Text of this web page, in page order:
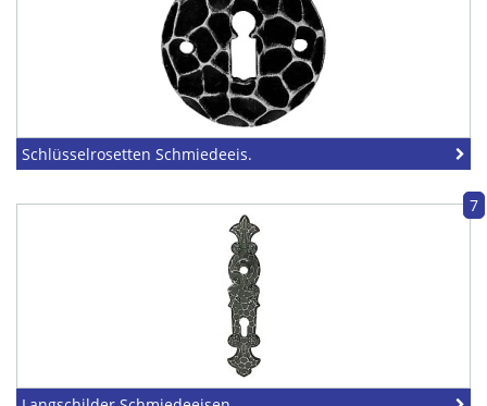
Schlüsselrosetten Schmiedeeis.
7